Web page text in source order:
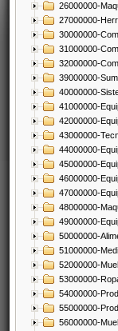
26000000-
27000000-
30000000-
31000000-
32000000-
39000000-
40000000-
41000000-
42000000-
43000000-
44000000-
45000000-
46000000-
47000000-
48000000-
49000000-
50000000-
51000000-
52000000-
53000000-
54000000-
55000000-
56000000-